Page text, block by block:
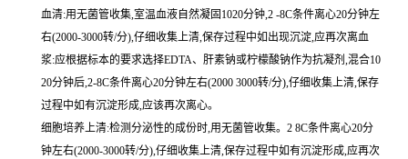
血清:用无菌管收集,室温血液自然凝固1020分钟,2 -8C条件离心20分钟左
右(2000-3000转/分),仔细收集上清,保存过程中如出现沉淀,应再次离血
浆:应根据标本的要求选择EDTA、肝素钠或柠檬酸钠作为抗凝剂,混合10
20分钟后,2-8C条件离心20分钟左右(2000 3000转/分),仔细收集上清,保存
过程中如有沉淀形成,应该再次离心。
细胞培养上清:检测分泌性的成份时,用无菌管收集。2 8C条件离心20分
钟左右(2000-3000转/分),仔细收集上清,保存过程中如有沉淀形成,应再次